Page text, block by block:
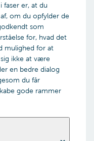
faser er, at du
om du opfylder de
som
for, hvad det
mulighed for at
ikke at være
en bedre dialog
du får
gode rammer